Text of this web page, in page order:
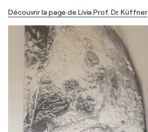
Découvrir la page de Livia Prof. Dr. Küffner